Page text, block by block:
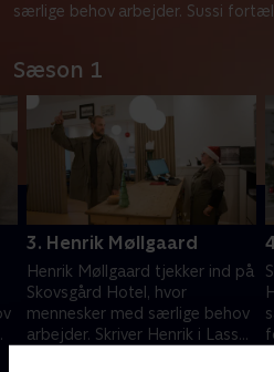
særlige behov arbejder. Sussi
Sæson 1
3. Henrik Møllgaard
Henrik Møllgaard tjekker ind på
Skovsgård Hotel, hvor
mennesker med særlige behov
arbejder. Skriver Henrik i Lasses